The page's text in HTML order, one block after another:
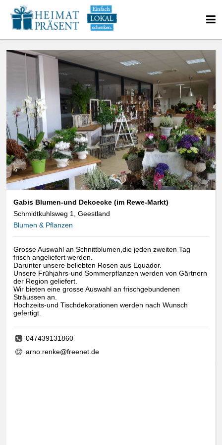
Gabis Blumen-und Dekoecke (im Rewe-Markt)
Schmidtkuhlsweg 1, Geestland
Blumen & Pflanzen
Grosse Auswahl an Schnittblumen,die jeden zweiten Tag
frisch angeliefert werden.
Darunter unsere beliebten Rosen aus Equador.
Unsere Frühjahrs-und Sommerpflanzen werden von Gärtnern
der Region geliefert.
Wir bieten eine grosse Auswahl an frischgebundenen
Sträussen an.
Hochzeits-und Tischdekorationen werden nach Wunsch
gefertigt.
047439131860
arno.renke@freenet.de
We use cookies
data protection